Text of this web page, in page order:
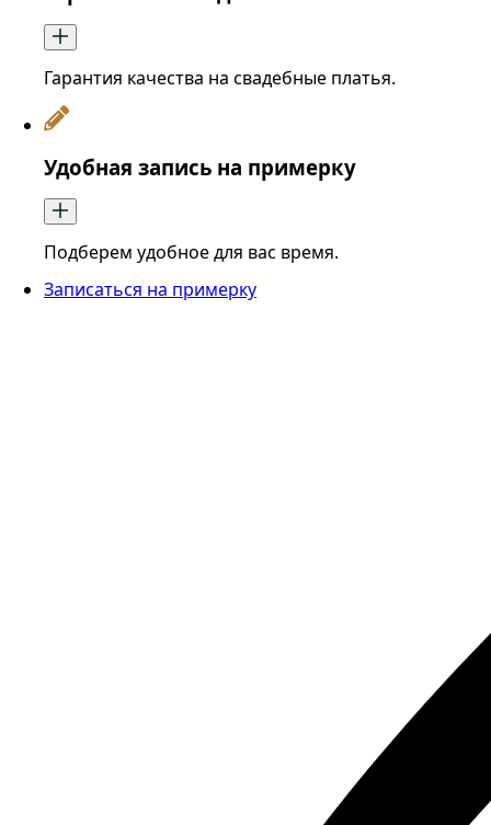
Гарантия качества на свадебные платья.
Удобная запись на примерку
Подберем удобное для вас время.
Записаться на примерку